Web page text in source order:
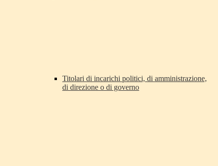
Titolari di incarichi politici, di amministrazione,
di direzione o di governo